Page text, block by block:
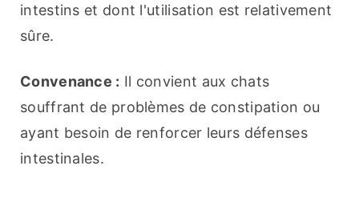
intestins et dont l'utilisation est relativement
sûre.
Convenance : Il convient aux chats
souffrant de problèmes de constipation ou
ayant besoin de renforcer leurs défenses
intestinales.